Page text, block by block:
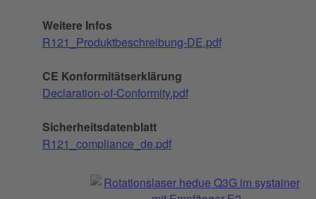
Weitere Infos
R121_Produktbeschreibung-DE.pdf
CE Konformitätserklärung
Declaration-of-Conformity.pdf
Sicherheitsdatenblatt
R121_compliance_de.pdf